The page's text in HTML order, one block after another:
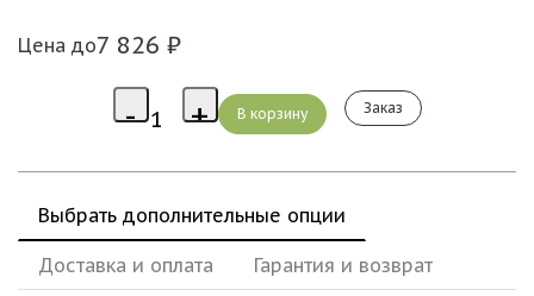
Цена до7 826 ₽
Заказ
Выбрать дополнительные опции
Доставка и оплата Гарантия и возврат